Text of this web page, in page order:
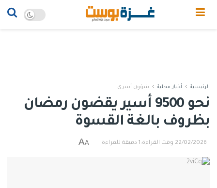
الرئيسية أخبار محلية شؤون أسرى
نحو 9500 أسير يقضون رمضان
بظروف بالغة القسوة
22/02/2026 وقت القراءة:1 دقيقة للقراءة A
A